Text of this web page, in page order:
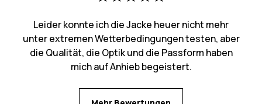
Leider konnte ich die Jacke heuer nicht mehr
unter extremen Wetterbedingungen testen, aber
die Qualität, die Optik und die Passform haben
mich auf Anhieb begeistert.